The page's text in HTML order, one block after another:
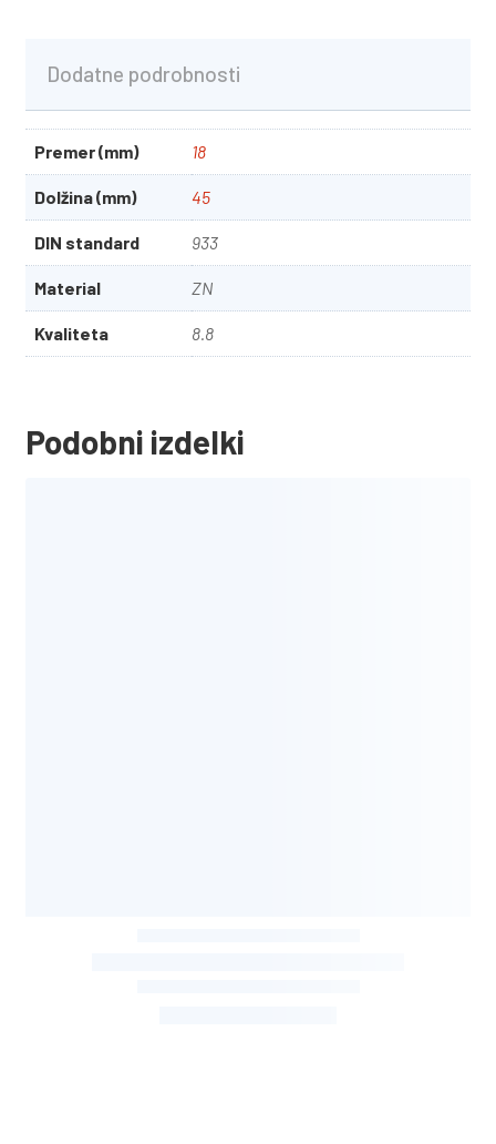
Dodatne podrobnosti
Premer (mm) 18
Dolžina (mm) 45
DIN standard 933
Material ZN
Kvaliteta 8.8
Podobni izdelki